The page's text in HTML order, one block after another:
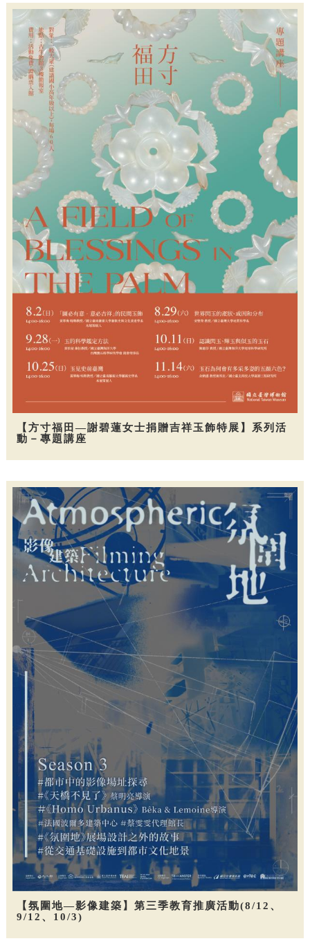
【方寸福田—謝碧蓮女士捐贈吉祥玉飾特展】系列活
動－專題講座
【氛圍地—影像建築】第三季教育推廣活動(8/12、
9/12、10/3)